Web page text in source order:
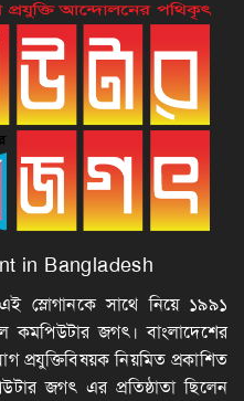
in Bangladesh
স্লোগানকে সাথে নিয়ে ১৯৯১
কমপিউটার জগৎ। বাংলাদেশের
প্রযুক্তিবিষয়ক নিয়মিত প্রকাশিত
জগৎ এর প্রতিষ্ঠাতা ছিলেন